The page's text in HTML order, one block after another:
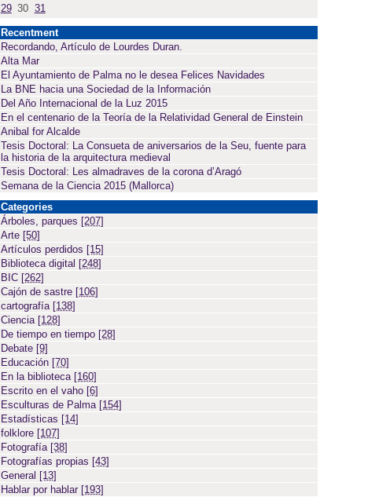
29 30 31
Recentment
Recordando, Artículo de Lourdes Duran.
Alta Mar
El Ayuntamiento de Palma no le desea Felices Navidades
La BNE hacia una Sociedad de la Información
Del Año Internacional de la Luz 2015
En el centenario de la Teoría de la Relatividad General de Einstein
Anibal for Alcalde
Tesis Doctoral: La Consueta de aniversarios de la Seu, fuente para
la historia de la arquitectura medieval
Tesis Doctoral: Les almadraves de la corona d’Aragó
Semana de la Ciencia 2015 (Mallorca)
Categories
Árboles, parques [207]
Arte [50]
Artículos perdidos [15]
Biblioteca digital [248]
BIC [262]
Cajón de sastre [106]
cartografía [138]
Ciencia [128]
De tiempo en tiempo [28]
Debate [9]
Educación [70]
En la biblioteca [160]
Escrito en el vaho [6]
Esculturas de Palma [154]
Estadísticas [14]
folklore [107]
Fotografía [38]
Fotografías propias [43]
General [13]
Hablar por hablar [193]